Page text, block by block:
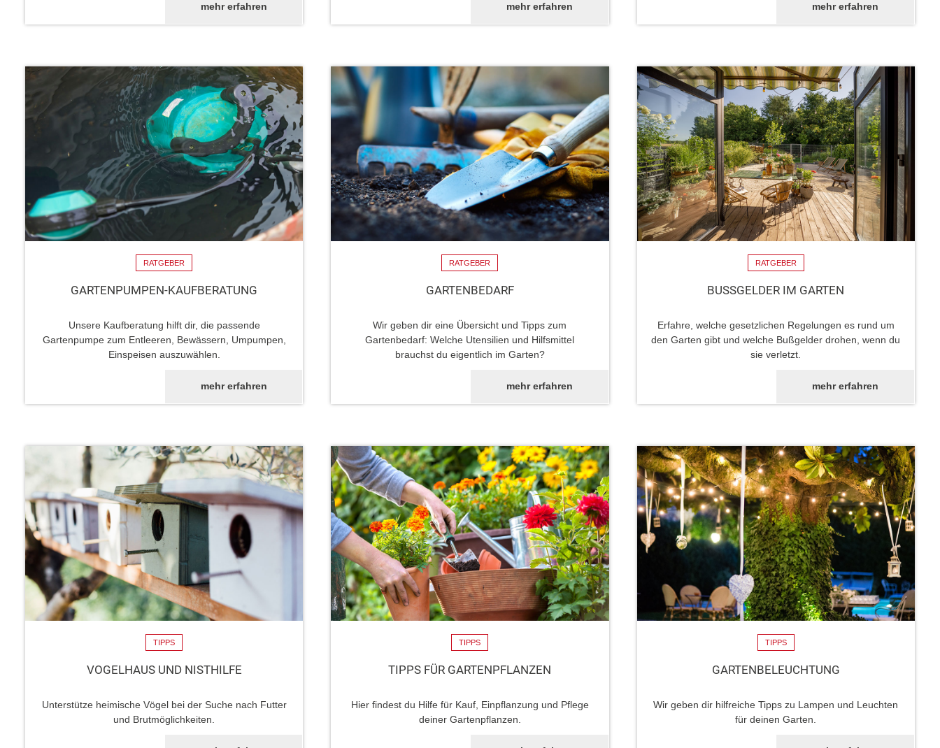
mehr erfahren mehr erfahren mehr erfahren
RATGEBER
GARTENPUMPEN-KAUFBERATUNG
Unsere Kaufberatung hilft dir, die passende
Gartenpumpe zum Entleeren, Bewässern, Umpumpen,
Einspeisen auszuwählen.
mehr erfahren
RATGEBER
GARTENBEDARF
Wir geben dir eine Übersicht und Tipps zum
Gartenbedarf: Welche Utensilien und Hilfsmittel
brauchst du eigentlich im Garten?
mehr erfahren
RATGEBER
BUSSGELDER IM GARTEN
Erfahre, welche gesetzlichen Regelungen es rund um
den Garten gibt und welche Bußgelder drohen, wenn du
sie verletzt.
mehr erfahren
TIPPS
VOGELHAUS UND NISTHILFE
Unterstütze heimische Vögel bei der Suche nach Futter
und Brutmöglichkeiten.
TIPPS
TIPPS FÜR GARTENPFLANZEN
Hier findest du Hilfe für Kauf, Einpflanzung und Pflege
deiner Gartenpflanzen.
TIPPS
GARTENBELEUCHTUNG
Wir geben dir hilfreiche Tipps zu Lampen und Leuchten
für deinen Garten.